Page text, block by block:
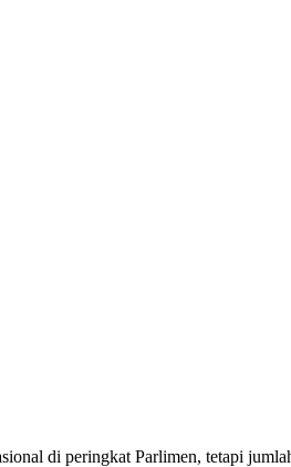
di peringkat Parlimen, tetapi